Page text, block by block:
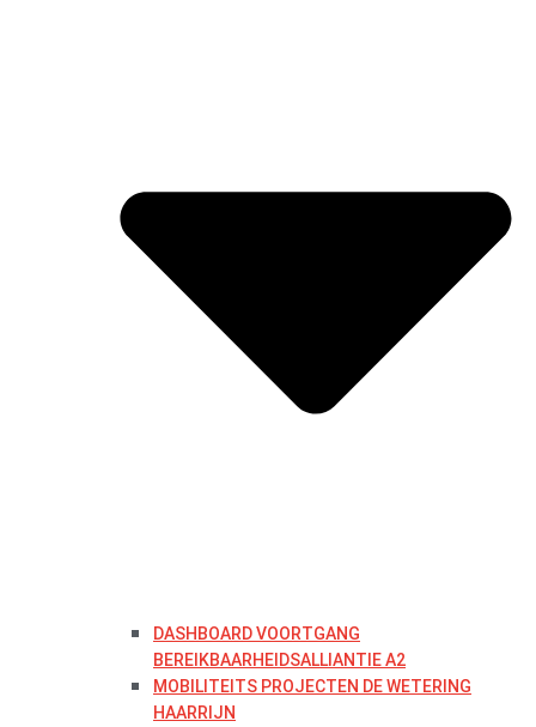
DASHBOARD VOORTGANG
BEREIKBAARHEIDSALLIANTIE A2
MOBILITEITS PROJECTEN DE WETERING
HAARRIJN